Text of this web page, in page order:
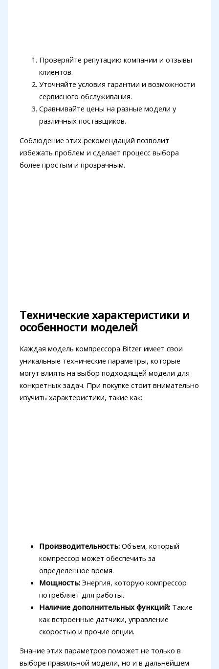
Проверяйте репутацию компании и отзывы
клиентов.
Уточняйте условия гарантии и возможности
сервисного обслуживания.
Сравнивайте цены на разные модели у
различных поставщиков.
Соблюдение этих рекомендаций позволит
избежать проблем и сделает процесс выбора
более простым и прозрачным.
Технические характеристики и
особенности моделей
Каждая модель компрессора Bitzer имеет свои
уникальные технические параметры, которые
могут влиять на выбор подходящей модели для
конкретных задач. При покупке стоит внимательно
изучить характеристики, такие как:
Производительность:Объем, который
компрессор может обеспечить за
определенное время.
Мощность:Энергия, которую компрессор
потребляет для работы.
Наличие дополнительных функций:Такие
как встроенные датчики, управление
скоростью и прочие опции.
Знание этих параметров поможет не только в
выборе правильной модели, но и в дальнейшем